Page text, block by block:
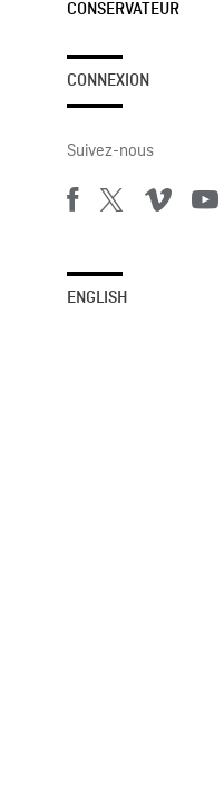
CONSERVATEUR
CONNEXION
Suivez-nous
ENGLISH